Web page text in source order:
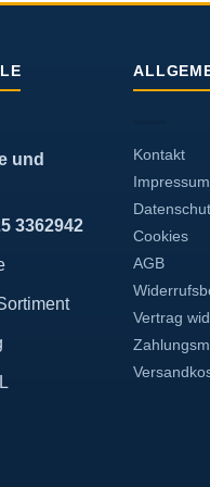
und
3362942
Kontakt
Impressum
Cookies
AGB
Vertrag